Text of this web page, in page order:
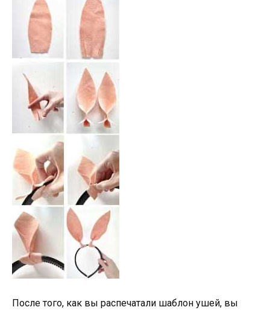
После того, как вы распечатали шаблон ушей, вы